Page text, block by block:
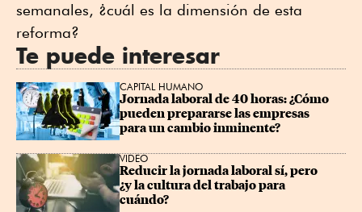
semanales, ¿cuál es la dimensión de esta
reforma?
Te puede interesar
CAPITAL HUMANO
Jornada laboral de 40 horas: ¿Cómo
pueden prepararse las empresas
para un cambio inminente?
VIDEO
Reducir la jornada laboral sí, pero
¿y la cultura del trabajo para
cuándo?